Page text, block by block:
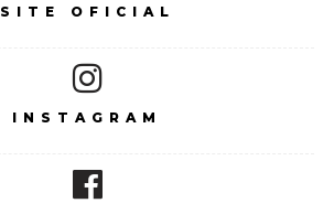
SITE OFICIAL
INSTAGRAM